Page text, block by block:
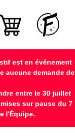
est en événement
aucune demande de
entre le 30 juillet
sur pause du 7
l'Équipe.